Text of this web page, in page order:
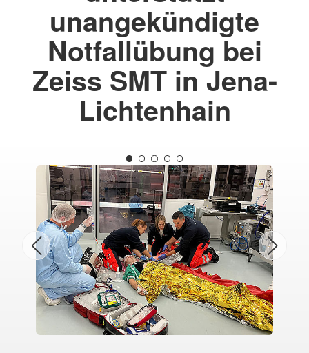
unangekündigte
Notfallübung bei
Zeiss SMT in Jena-
Lichtenhain